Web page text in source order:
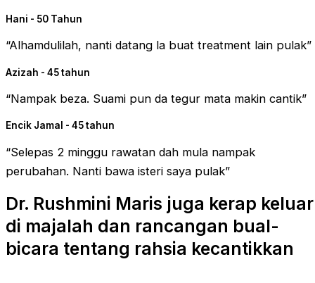
Hani - 50 Tahun
“Alhamdulilah, nanti datang la buat treatment lain pulak”
Azizah - 45 tahun
“Nampak beza. Suami pun da tegur mata makin cantik”
Encik Jamal - 45 tahun
“Selepas 2 minggu rawatan dah mula nampak
perubahan. Nanti bawa isteri saya pulak”
Dr. Rushmini Maris juga kerap keluar
di majalah dan rancangan bual-
bicara tentang rahsia kecantikkan